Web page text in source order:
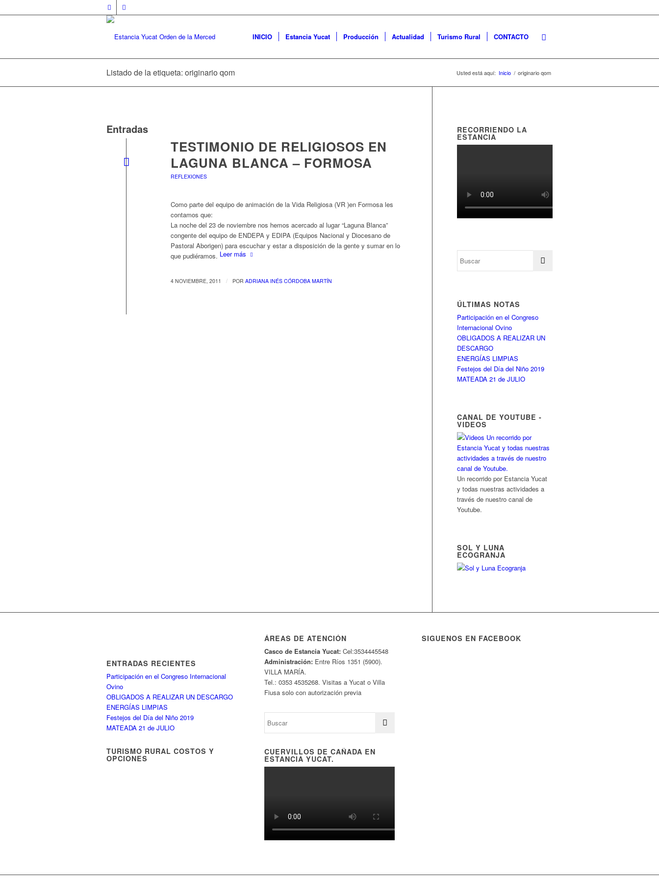
INICIO Estancia Yucat Producción Actualidad Turismo Rural CONTACTO
Listado de la etiqueta: originario qom Usted está aquí: Inicio / originario qom
Entradas
TESTIMONIO DE RELIGIOSOS EN
LAGUNA BLANCA – FORMOSA
REFLEXIONES
Como parte del equipo de animación de la Vida Religiosa (VR )en Formosa les
contamos que:
La noche del 23 de noviembre nos hemos acercado al lugar “Laguna Blanca”
congente del equipo de ENDEPA y EDIPA (Equipos Nacional y Diocesano de
Pastoral Aborigen) para escuchar y estar a disposición de la gente y sumar en lo
que pudiéramos. Leer más
4 NOVIEMBRE, 2011 / POR ADRIANA INÉS CÓRDOBA MARTÍN
RECORRIENDO LA
ESTANCIA
ÚLTIMAS NOTAS
Participación en el Congreso
Internacional Ovino
OBLIGADOS A REALIZAR UN
DESCARGO
ENERGÍAS LIMPIAS
Festejos del Día del Niño 2019
MATEADA 21 de JULIO
CANAL DE YOUTUBE -
VIDEOS
Un recorrido por Estancia Yucat
y todas nuestras actividades a
través de nuestro canal de
Youtube.
SOL Y LUNA
ECOGRANJA
ENTRADAS RECIENTES
Participación en el Congreso Internacional
Ovino
OBLIGADOS A REALIZAR UN DESCARGO
ENERGÍAS LIMPIAS
Festejos del Día del Niño 2019
MATEADA 21 de JULIO
TURISMO RURAL COSTOS Y
OPCIONES
ÁREAS DE ATENCIÓN
Casco de Estancia Yucat:Cel:3534445548
Administración:Entre Ríos 1351 (5900).
VILLA MARÍA.
Tel.: 0353 4535268. Visitas a Yucat o Villa
Fiusa solo con autorización previa
CUERVILLOS DE CAÑADA EN
ESTANCIA YUCAT.
SIGUENOS EN FACEBOOK